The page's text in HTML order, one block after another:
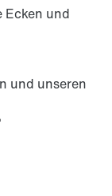
und
und unseren